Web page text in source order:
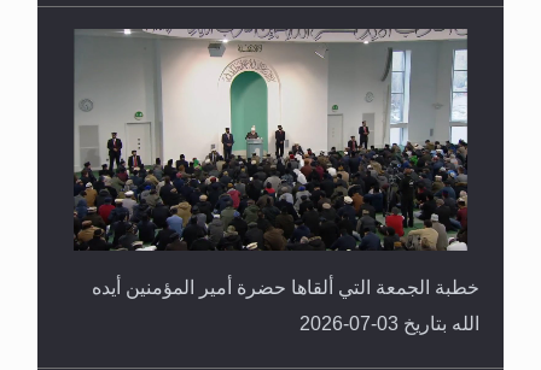
خطبة الجمعة التي ألقاها حضرة أمير المؤمنين أيده
الله بتاريخ 03-07-2026